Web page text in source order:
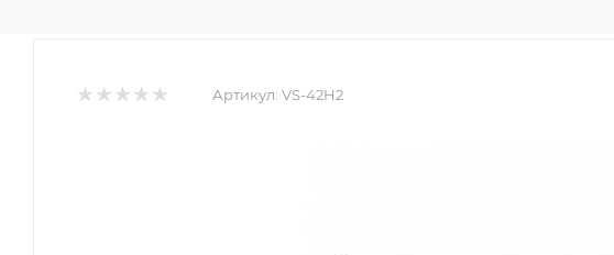
Артикул: VS-42H2